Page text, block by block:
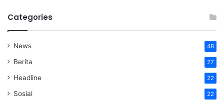
Categories
News 48
Berita 27
Headline 22
Sosial 22